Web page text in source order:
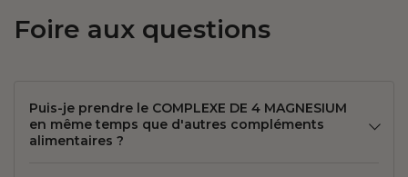
Foire aux questions
Puis-je prendre le COMPLEXE DE 4 MAGNESIUM
en même temps que d'autres compléments
alimentaires ?